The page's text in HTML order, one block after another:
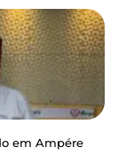
em Ampére